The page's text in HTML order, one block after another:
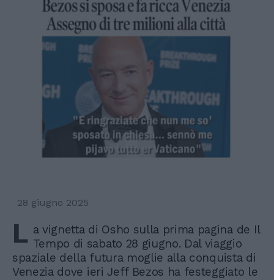
28 giugno 2025
L a vignetta di Osho sulla prima pagina de Il
Tempo di sabato 28 giugno. Dal viaggio
spaziale della futura moglie alla conquista di
Venezia dove ieri Jeff Bezos ha festeggiato le